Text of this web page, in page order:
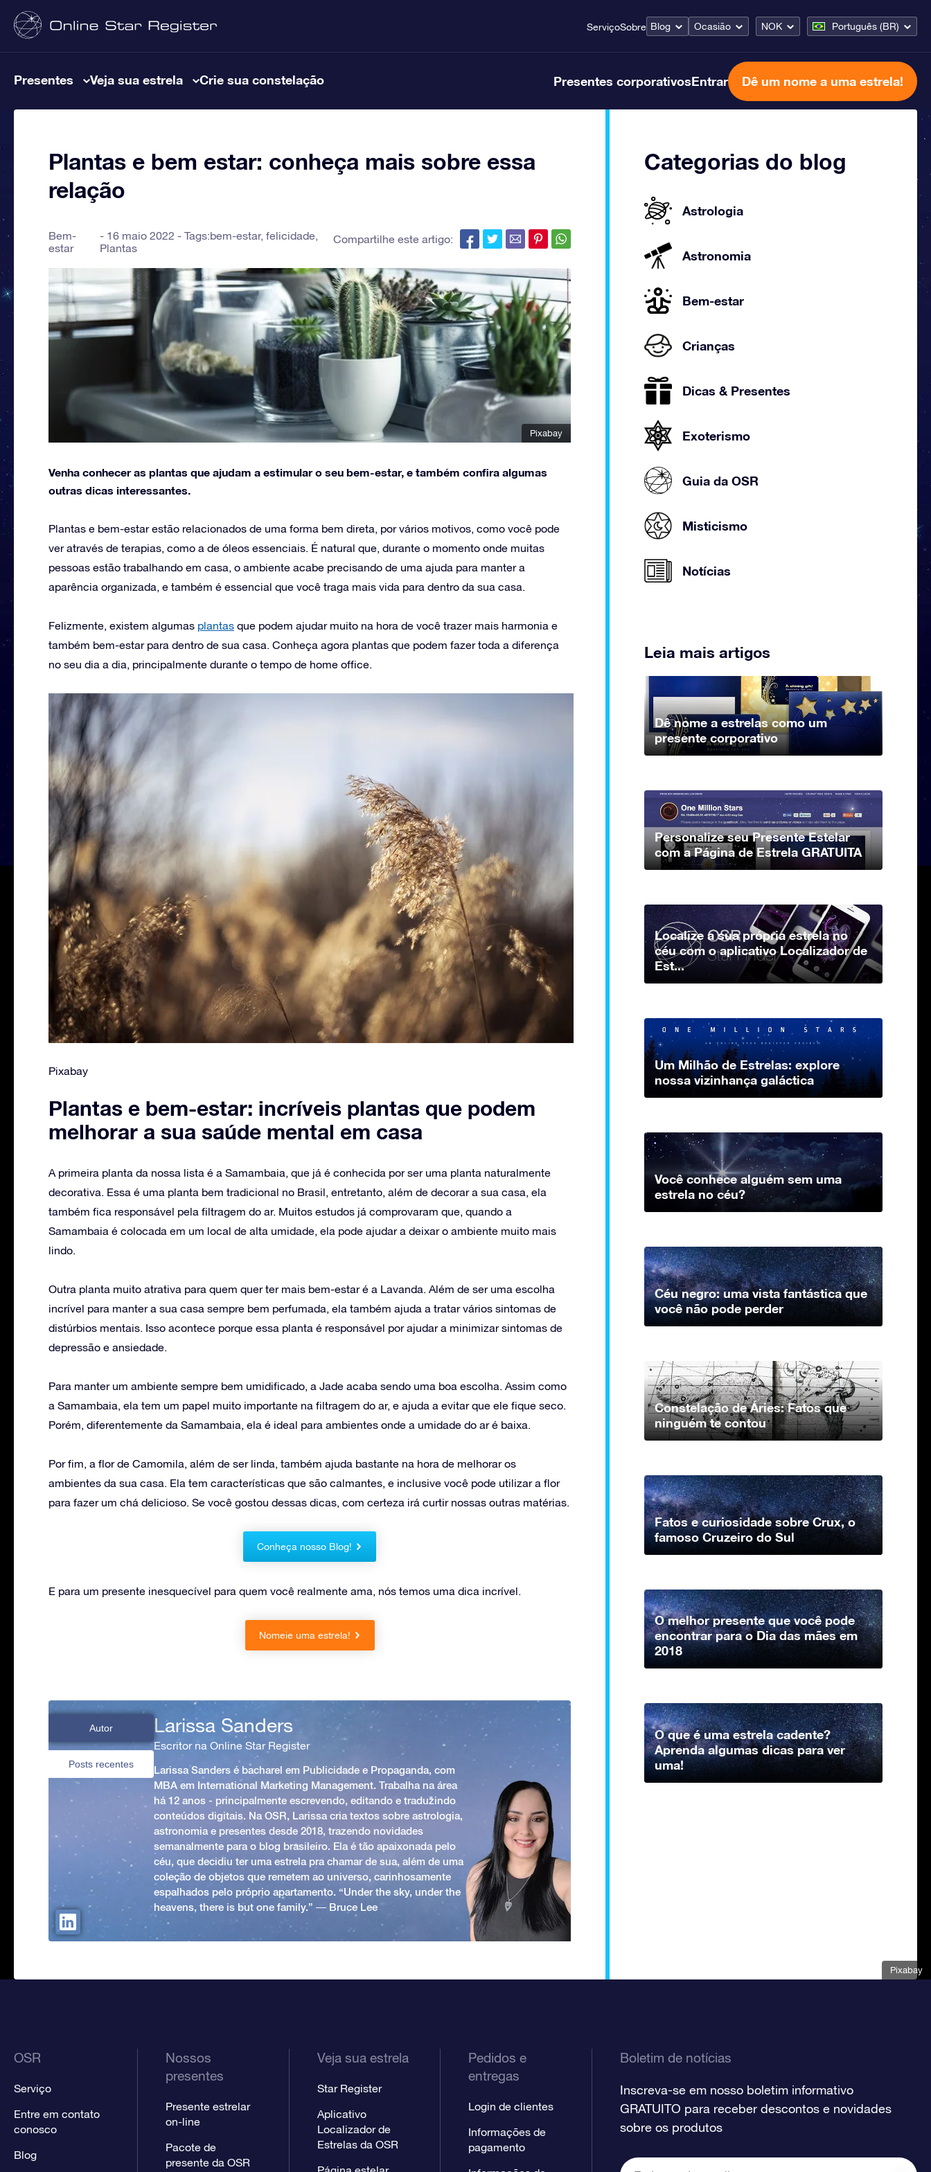
ServiçoSobre Blog Ocasião NOK Português (BR)
Presentes Veja sua estrela Crie sua constelação Presentes corporativosEntrar Dê um nome a uma estrela!
Plantas e bem estar: conheça mais sobre essa
relação
Bem-
estar
16 maio 2022 - Tags:bem-estar, felicidade,
Plantas
Compartilhe este artigo:
Pixabay
Venha conhecer as plantas que ajudam a estimular o seu bem-estar, e também confira algumas
outras dicas interessantes.
Plantas e bem-estar estão relacionados de uma forma bem direta, por vários motivos, como você pode
ver através de terapias, como a de óleos essenciais. É natural que, durante o momento onde muitas
pessoas estão trabalhando em casa, o ambiente acabe precisando de uma ajuda para manter a
aparência organizada, e também é essencial que você traga mais vida para dentro da sua casa.
Felizmente, existem algumas plantas que podem ajudar muito na hora de você trazer mais harmonia e
também bem-estar para dentro de sua casa. Conheça agora plantas que podem fazer toda a diferença
no seu dia a dia, principalmente durante o tempo de home office.
Pixabay
Pixabay
Plantas e bem-estar: incríveis plantas que podem
melhorar a sua saúde mental em casa
A primeira planta da nossa lista é a Samambaia, que já é conhecida por ser uma planta naturalmente
decorativa. Essa é uma planta bem tradicional no Brasil, entretanto, além de decorar a sua casa, ela
também fica responsável pela filtragem do ar. Muitos estudos já comprovaram que, quando a
Samambaia é colocada em um local de alta umidade, ela pode ajudar a deixar o ambiente muito mais
lindo.
Outra planta muito atrativa para quem quer ter mais bem-estar é a Lavanda. Além de ser uma escolha
incrível para manter a sua casa sempre bem perfumada, ela também ajuda a tratar vários sintomas de
distúrbios mentais. Isso acontece porque essa planta é responsável por ajudar a minimizar sintomas de
depressão e ansiedade.
Para manter um ambiente sempre bem umidificado, a Jade acaba sendo uma boa escolha. Assim como
a Samambaia, ela tem um papel muito importante na filtragem do ar, e ajuda a evitar que ele fique seco.
Porém, diferentemente da Samambaia, ela é ideal para ambientes onde a umidade do ar é baixa.
Por fim, a flor de Camomila, além de ser linda, também ajuda bastante na hora de melhorar os
ambientes da sua casa. Ela tem características que são calmantes, e inclusive você pode utilizar a flor
para fazer um chá delicioso. Se você gostou dessas dicas, com certeza irá curtir nossas outras matérias.
Conheça nosso Blog!
E para um presente inesquecível para quem você realmente ama, nós temos uma dica incrível.
Nomeie uma estrela!
Autor
Posts recentes
Larissa Sanders
Escritor na Online Star Register
Larissa Sanders é bacharel em Publicidade e Propaganda, com
MBA em International Marketing Management. Trabalha na área
há 12 anos - principalmente escrevendo, editando e traduzindo
conteúdos digitais. Na OSR, Larissa cria textos sobre astrologia,
astronomia e presentes desde 2018, trazendo novidades
semanalmente para o blog brasileiro. Ela é tão apaixonada pelo
céu, que decidiu ter uma estrela pra chamar de sua, além de uma
coleção de objetos que remetem ao universo, carinhosamente
espalhados pelo próprio apartamento. “Under the sky, under the
heavens, there is but one family.” ― Bruce Lee
Categorias do blog
Astrologia
Astronomia
Bem-estar
Crianças
Dicas & Presentes
Exoterismo
Guia da OSR
Misticismo
Notícias
Leia mais artigos
Dê nome a estrelas como um
presente corporativo
Personalize seu Presente Estelar
com a Página de Estrela GRATUITA
Localize a sua própria estrela no
céu com o aplicativo Localizador de
Est...
Um Milhão de Estrelas: explore
nossa vizinhança galáctica
Você conhece alguém sem uma
estrela no céu?
Céu negro: uma vista fantástica que
você não pode perder
Constelação de Áries: Fatos que
ninguém te contou
Fatos e curiosidade sobre Crux, o
famoso Cruzeiro do Sul
O melhor presente que você pode
encontrar para o Dia das mães em
2018
O que é uma estrela cadente?
Aprenda algumas dicas para ver
uma!
OSR
Serviço
Entre em contato
conosco
Blog
Nossos
presentes
Presente estrelar
on-line
Pacote de
presente da OSR
Veja sua estrela
Star Register
Aplicativo
Localizador de
Estrelas da OSR
Pedidos e
entregas
Login de clientes
Informações de
pagamento
Boletim de notícias
Inscreva-se em nosso boletim informativo
GRATUITO para receber descontos e novidades
sobre os produtos